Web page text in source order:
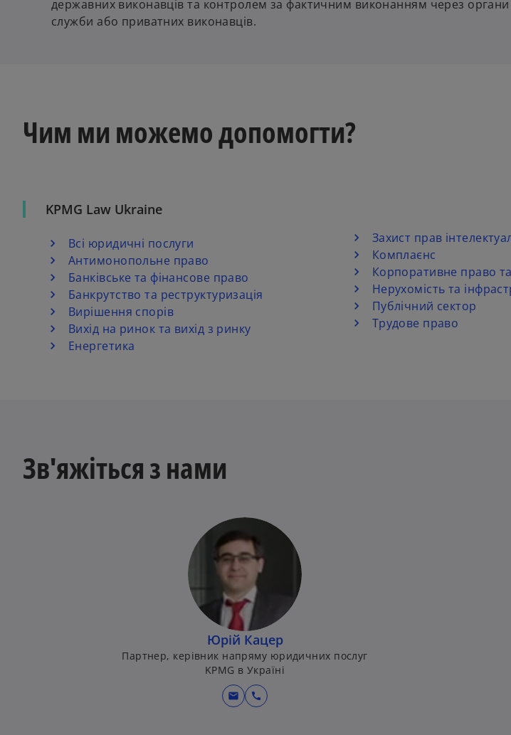
державних виконавців та контролем за фактичним виконанням через
служби або приватних виконавців.
Чим ми можемо допомогти?
KPMG Law Ukraine
Всі юридичні послуги
Антимонопольне право
Банківське та фінансове право
Банкрутство та реструктуризація
Вирішення спорів
Вихід на ринок та вихід з ринку
Енергетика
Захист прав
Комплаєнс
Корпоративне право
Нерухомість та
Публічний сектор
Трудове право
Зв'яжіться з нами
Юрій Кацер
Партнер, керівник напряму юридичних послуг
KPMG в Україні
mail call